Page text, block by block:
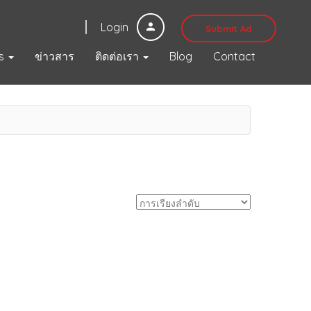
Login Submit Ad
ข่าวสาร ติดต่อเรา Blog Contact